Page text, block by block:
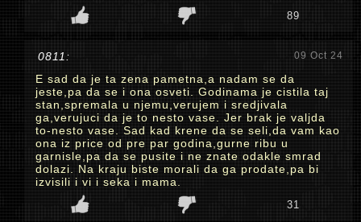
89
0811: 09 Oct 24
E sad da je ta zena pametna,a nadam se da
jeste,pa da se i ona osveti. Godinama je cistila taj
stan,spremala u njemu,verujem i sredjivala
ga,verujuci da je to nesto vase. Jer brak je valjda
to-nesto vase. Sad kad krene da se seli,da vam kao
ona iz price od pre par godina,gurne ribu u
garnisle,pa da se pusite i ne znate odakle smrad
dolazi. Na kraju biste morali da ga prodate,pa bi
izvisili i vi i seka i mama.
31